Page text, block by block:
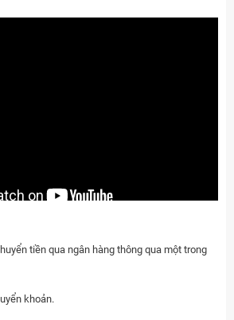
tiền qua ngân hàng thông qua một trong
khoản.